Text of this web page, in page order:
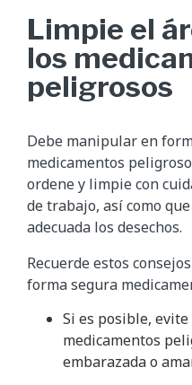
Limpie el
los
peligrosos
Debe manipular en
medicamentos
ordene y limpie con
de trabajo, así como
adecuada los desechos.
Recuerde estos
forma segura
Si es posible,
medicamentos
embarazada o